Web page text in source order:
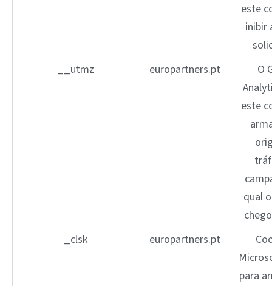
este
inibir
__utmz
europartners.pt
O
este
qual
_clsk
europartners.pt
para